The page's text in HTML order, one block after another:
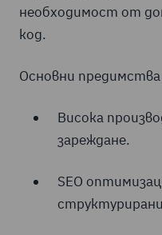
необходимост от
код.
Основни предимства
Висока
зареждане.
SEO